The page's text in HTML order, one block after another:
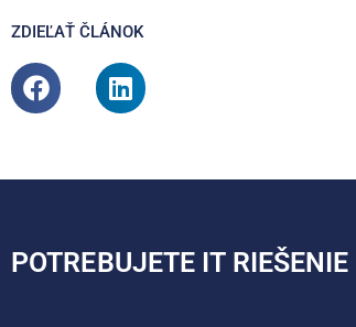
ZDIEĽAŤ ČLÁNOK
POTREBUJETE IT RIEŠENIE